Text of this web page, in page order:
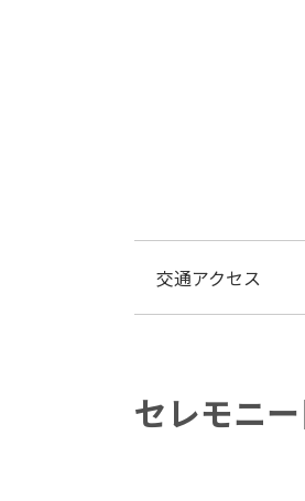
交通アクセス
セレモニ